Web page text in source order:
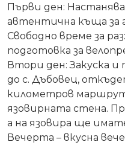
Първи ден:
автентична къща за
Свободно време за
подготовка за
Втори ден: Закуска
до с. Дъбовец,
километров
язовирната стена.
а на язовира ще
Вечерта – вкусна